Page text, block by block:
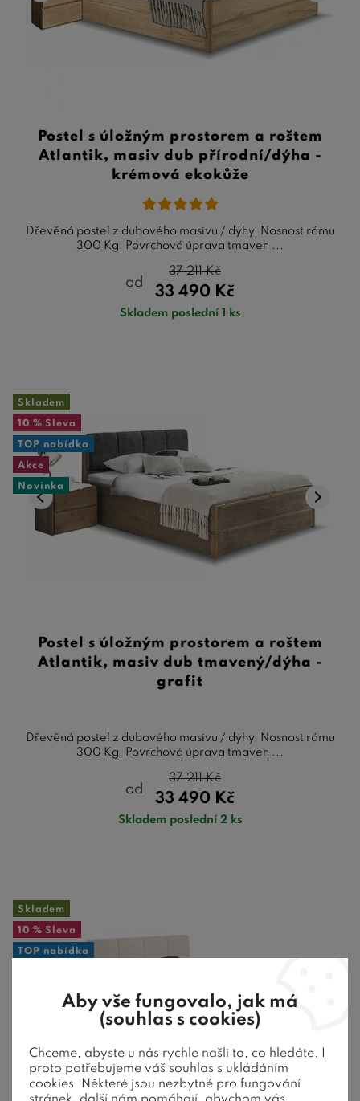
Postel s úložným prostorem a roštem
Atlantik, masiv dub přírodní/dýha -
krémová ekokůže
Dřevěná postel z dubového masivu / dýhy. Nosnost rámu
300 Kg. Povrchová úprava tmaven ...
od
33 490 Kč
37 211Kč
Skladem poslední 1 ks
Skladem
10 % Sleva
TOP nabídka
Akce
Novinka
Postel s úložným prostorem a roštem
Atlantik, masiv dub tmavený/dýha -
grafit
Dřevěná postel z dubového masivu / dýhy. Nosnost rámu
300 Kg. Povrchová úprava tmaven ...
od
33 490 Kč
37 211Kč
Skladem poslední 2 ks
Skladem
10 % Sleva
TOP nabídka
Aby vše fungovalo, jak má
(souhlas s cookies)
Chceme, abyste u nás rychle našli to, co hledáte. I
proto potřebujeme váš souhlas s ukládáním
cookies. Některé jsou nezbytné pro fungování